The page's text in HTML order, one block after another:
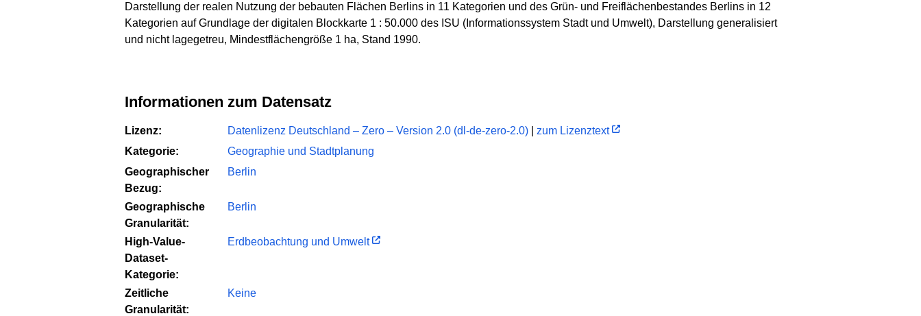
Darstellung der realen Nutzung der bebauten Flächen Berlins in 11 Kategorien und des Grün- und Freiflächenbestandes Berlins in 12
Kategorien auf Grundlage der digitalen Blockkarte 1 : 50.000 des ISU (Informationssystem Stadt und Umwelt), Darstellung generalisiert
und nicht lagegetreu, Mindestflächengröße 1 ha, Stand 1990.
Informationen zum Datensatz
Lizenz: Datenlizenz Deutschland – Zero – Version 2.0 (dl-de-zero-2.0)
zum Lizenztext
Kategorie:
Geographie und Stadtplanung
Geographischer
Bezug:
Berlin
Geographische
Granularität:
Berlin
High-Value-
Dataset-
Kategorie:
Erdbeobachtung und Umwelt
Zeitliche
Granularität:
Keine